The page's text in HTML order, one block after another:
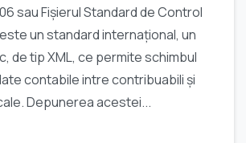
sau Fișierul Standard de Control
un standard internațional, un
de tip XML, ce permite schimbul
contabile intre contribuabili și
Depunerea acestei...